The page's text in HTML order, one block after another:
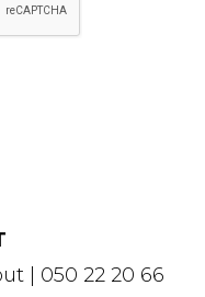
| 050 22 20 66